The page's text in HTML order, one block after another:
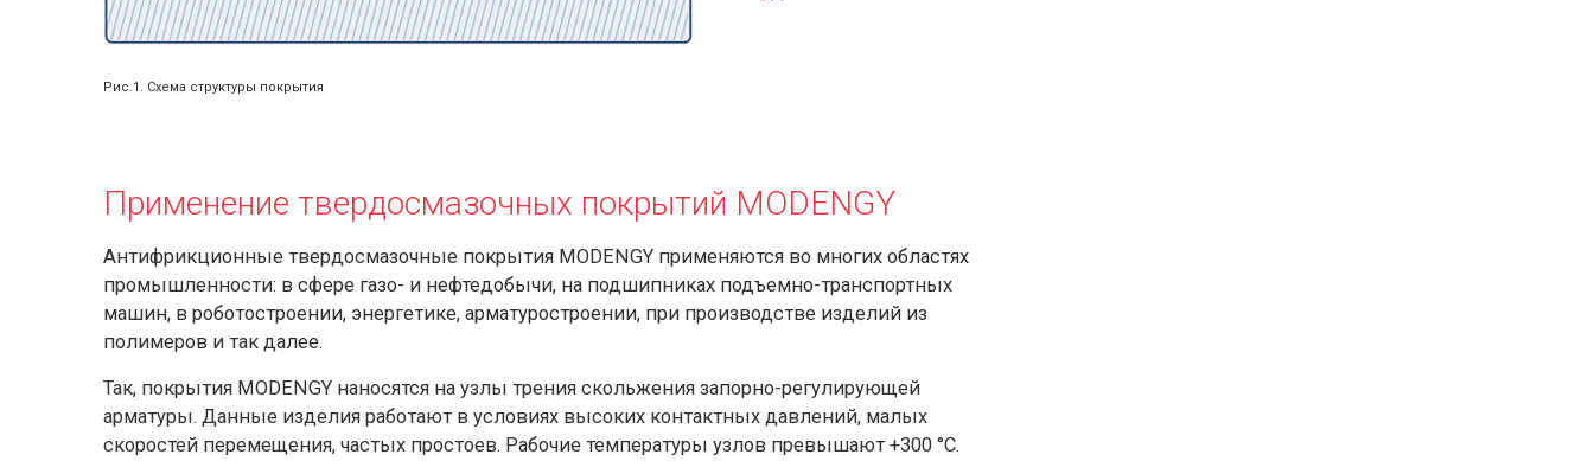
Рис.1. Схема структуры покрытия
Применение твердосмазочных покрытий MODENGY
Антифрикционные твердосмазочные покрытия MODENGY применяются во многих областях
промышленности: в сфере газо- и нефтедобычи, на подшипниках подъемно-транспортных
машин, в роботостроении, энергетике, арматуростроении, при производстве изделий из
полимеров и так далее.
Так, покрытия MODENGY наносятся на узлы трения скольжения запорно-регулирующей
арматуры. Данные изделия работают в условиях высоких контактных давлений, малых
скоростей перемещения, частых простоев. Рабочие температуры узлов превышают +300 °С.